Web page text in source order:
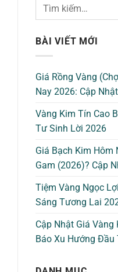
BÀI VIẾT MỚI
Giá Rồng Vàng
Nay 2026: Cập
Vàng Kim Tín Cao
Tư Sinh Lời 2026
Giá Bạch Kim Hôm
Gam (2026)? Cập
Tiệm Vàng Ngọc
Sáng Tương Lai
Cập Nhật Giá
Báo Xu Hướng Đầu